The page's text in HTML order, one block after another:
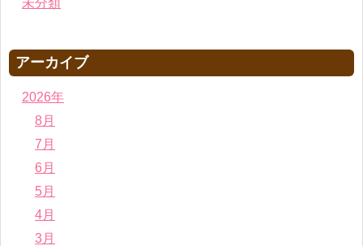
アーカイブ
2026年
8月
7月
6月
5月
4月
3月